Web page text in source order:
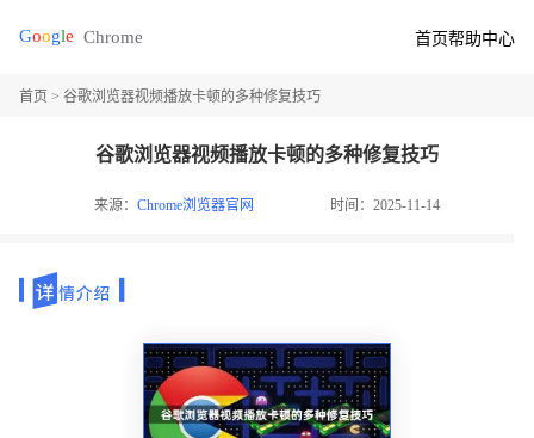
首页帮助中心
首页 > 谷歌浏览器视频播放卡顿的多种修复技巧
谷歌浏览器视频播放卡顿的多种修复技巧
来源：Chrome浏览器官网 时间：2025-11-14